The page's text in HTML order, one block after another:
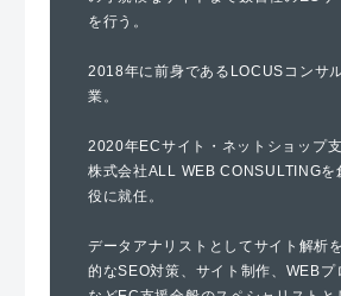
を行う。
2018年に前身であるLOCUSコンサ
業。
2020年ECサイト・ネットショップ
株式会社ALL WEB CONSULTINGを
役に就任。
データアナリストとしてサイト解析
的なSEO対策、サイト制作、WEBプ